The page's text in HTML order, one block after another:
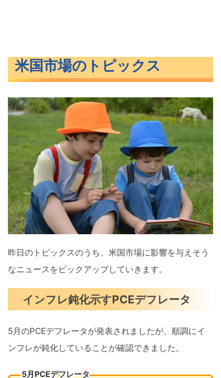
米国市場のトピックス
昨日のトピックスのうち、米国市場に影響を与えそう
なニュースをピックアップしていきます。
インフレ鈍化示すPCEデフレータ
5月のPCEデフレータが発表されましたが、順調にイ
ンフレが鈍化していることが確認できました。
5月PCEデフレータ